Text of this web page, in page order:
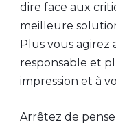
dire face aux
meilleure
Plus vous agirez
responsable et
impression et à
Arrêtez de